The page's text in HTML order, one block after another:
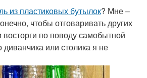
из пластиковых бутылок? Мне –
чтобы отговаривать других
восторги по поводу самобытной
диванчика или столика я не